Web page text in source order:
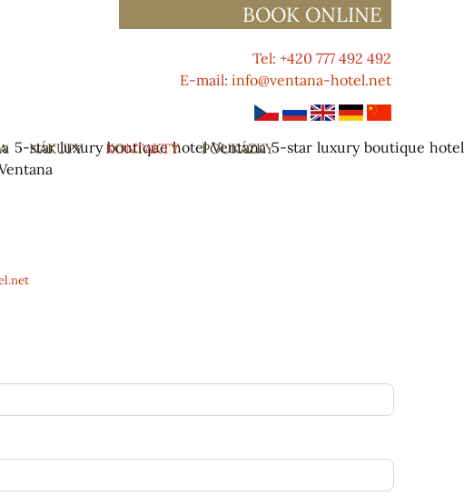
BOOK ONLINE
Tel: +420 777 492 492
E-mail: info@ventana-hotel.net
NÁKUPY KONTAKTY POUKÁZKY
5-star luxury boutique hotel Ventana 5-star luxury boutique hotel